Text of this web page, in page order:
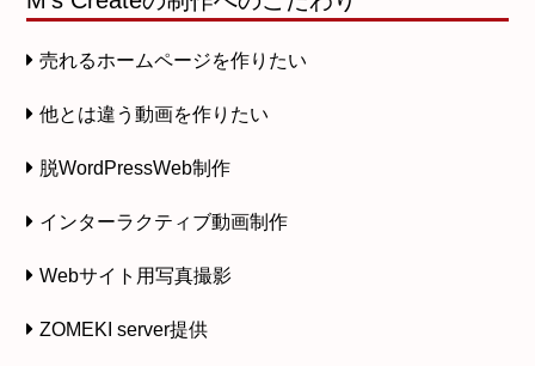
売れるホームページを作りたい
他とは違う動画を作りたい
脱WordPressWeb制作
インターラクティブ動画制作
Webサイト用写真撮影
ZOMEKI server提供